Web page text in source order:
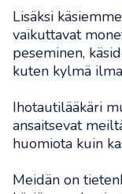
Lisäksi
vaikuttavat
peseminen,
kuten kylmä
Ihotautilääkäri
ansaitsevat
huomiota kuin
Meidän on